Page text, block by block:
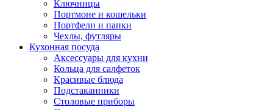
Ключницы
Портмоне и кошельки
Портфели и папки
Чехлы, футляры
Кухонная посуда
Аксессуары для кухни
Кольца для салфеток
Красивые блюда
Подстаканники
Столовые приборы